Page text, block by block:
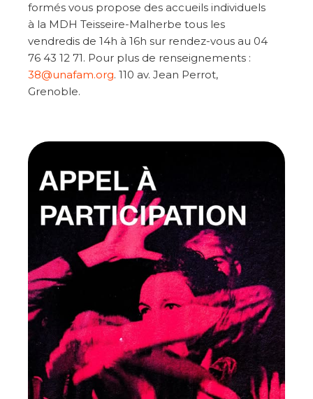
formés vous propose des accueils individuels
à la MDH Teisseire-Malherbe tous les
vendredis de 14h à 16h sur rendez-vous au 04
76 43 12 71. Pour plus de renseignements :
38@unafam.org. 110 av. Jean Perrot,
Grenoble.